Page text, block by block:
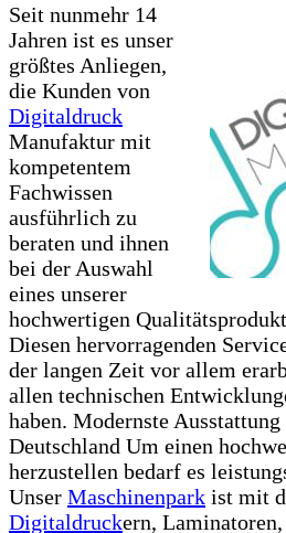
Seit nunmehr 14
Jahren ist es unser
größtes Anliegen,
die Kunden von
Digitaldruck
Manufaktur mit
kompetentem
Fachwissen
ausführlich zu
beraten und ihnen
bei der Auswahl
eines unserer
hochwertigen
Diesen hervorragenden
der langen Zeit vor allem
allen technischen
haben. Modernste
Deutschland Um einen
herzustellen bedarf es
Unser Maschinenpark ist mit
Digitaldruckern,